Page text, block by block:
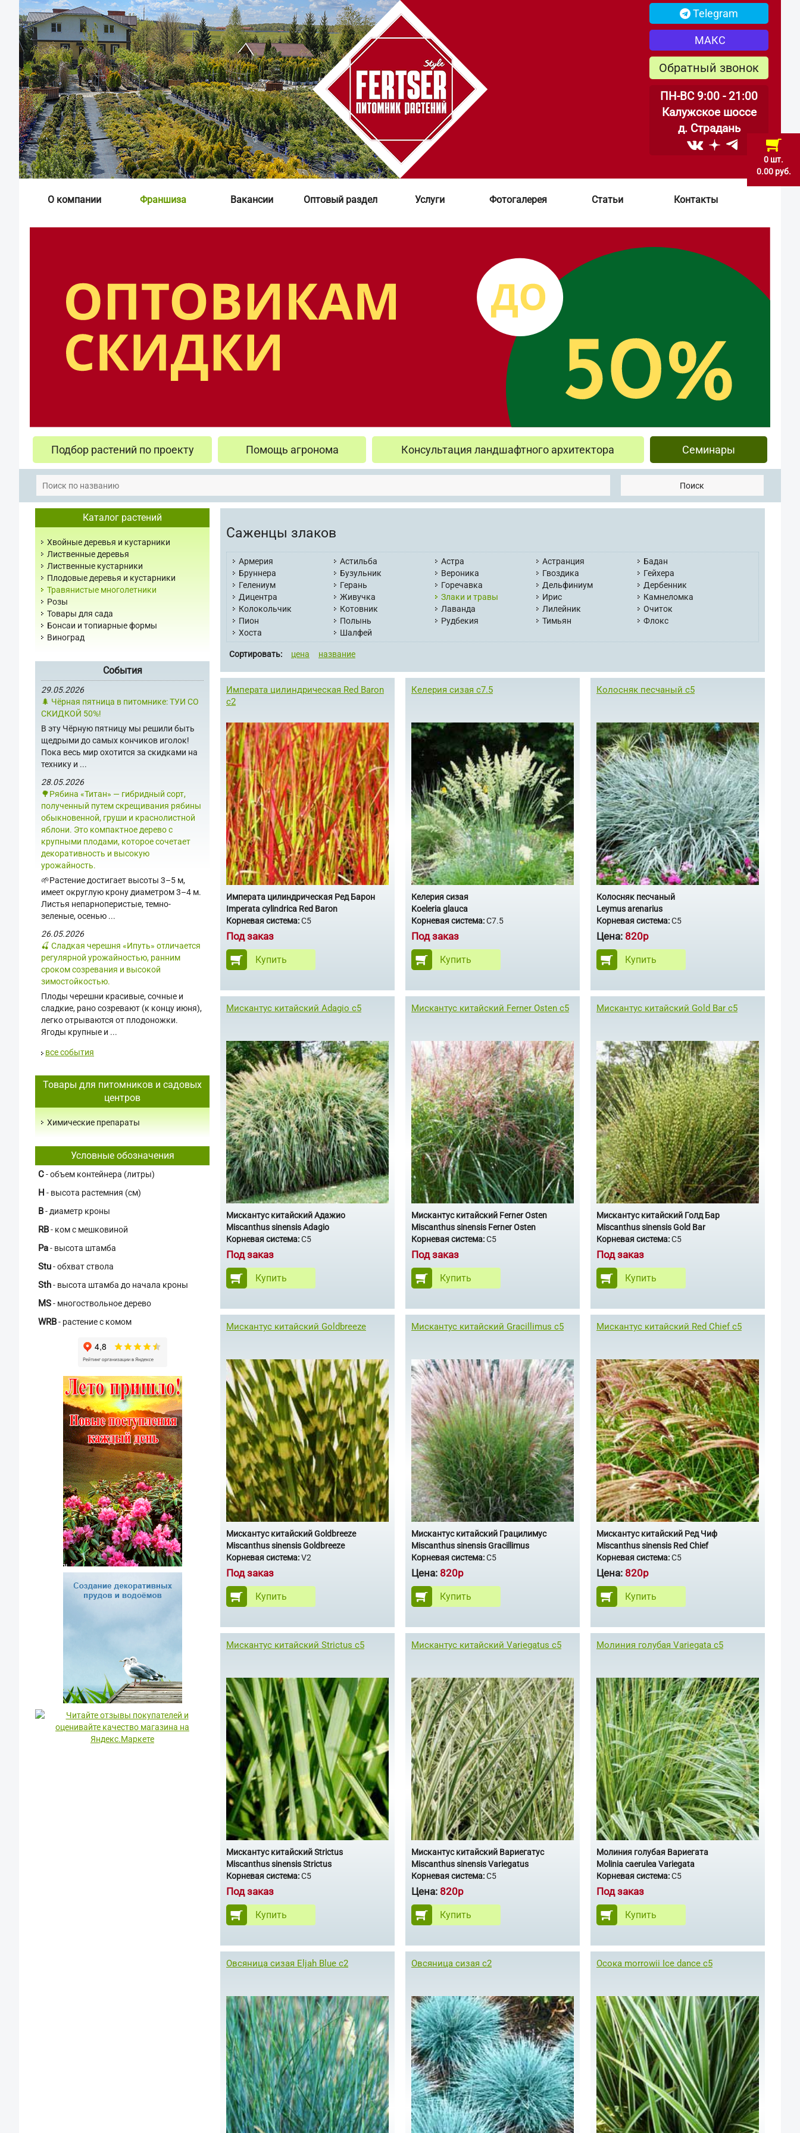
0 шт.
0.00 руб.
Telegram
МАКС
Обратный звонок
ПН-ВС 9:00 - 21:00
Калужское шоссе
д. Страдань
О компании Франшиза Вакансии Оптовый раздел Услуги Фотогалерея Статьи Контакты
Подбор растений по проекту Помощь агронома Консультация ландшафтного архитектора Семинары
Поиск
Каталог растений
Хвойные деревья и кустарники
Лиственные деревья
Лиственные кустарники
Плодовые деревья и кустарники
Травянистые многолетники
Розы
Товары для сада
Бонсаи и топиарные формы
Виноград
События
29.05.2026
🌲 Чёрная пятница в питомнике: ТУИ СО
СКИДКОЙ 50%!
В эту Чёрную пятницу мы решили быть
щедрыми до самых кончиков иголок!
Пока весь мир охотится за скидками на
технику и ...
28.05.2026
🌳Рябина «Титан» — гибридный сорт,
полученный путем скрещивания рябины
обыкновенной, груши и краснолистной
яблони. Это компактное дерево с
крупными плодами, которое сочетает
декоративность и высокую
урожайность.
🌱Растение достигает высоты 3–5 м,
имеет округлую крону диаметром 3–4 м.
Листья непарноперистые, темно-
зеленые, осенью ...
26.05.2026
🍒 Сладкая черешня «Ипуть» отличается
регулярной урожайностью, ранним
сроком созревания и высокой
зимостойкостью.
Плоды черешни красивые, сочные и
сладкие, рано созревают (к концу июня),
легко отрываются от плодоножки.
Ягоды крупные и ...
все события
Товары для питомников и садовых
центров
Химические препараты
Условные обозначения
C- объем контейнера (литры)
H - высота растемния (см)
В- диаметр кроны
RB- ком с мешковиной
Pa- высота штамба
Stu- обхват ствола
Sth- высота штамба до начала кроны
MS- многоствольное дерево
WRB- растение с комом
Саженцы злаков
Армерия Астильба Астра Астранция
Бадан
Бруннера
Бузульник Вероника Гвоздика
Гейхера
Гелениум
Герань Горечавка Дельфиниум
Дербенник
Дицентра
Живучка Злаки и травы Ирис
Камнеломка
Колокольчик
Котовник Лаванда Лилейник
Очиток
Пион
Полынь Рудбекия Тимьян
Флокс
Хоста
Шалфей
Сортировать: цена название
Императа цилиндрическая Red Baron
с2
Императа цилиндрическая Ред Барон
Imperata cylindrica Red Baron
Корневая система:C5
Под заказ
Купить
Келерия сизая с7.5
Келерия сизая
Koeleria glauca
Корневая система:С7.5
Под заказ
Купить
Колосняк песчаный с5
Колосняк песчаный
Leymus arenarius
Корневая система:C5
Цена: 820р
Купить
Мискантус китайский Adagio с5
Мискантус китайский Адажио
Miscanthus sinensis Adagio
Корневая система:С5
Под заказ
Купить
Мискантус китайский Ferner Osten с5
Мискантус китайский Ferner Osten
Miscanthus sinensis Ferner Osten
Корневая система:С5
Под заказ
Купить
Мискантус китайский Gold Bar с5
Мискантус китайский Голд Бар
Miscanthus sinensis Gold Bar
Корневая система:С5
Под заказ
Купить
Мискантус китайский Goldbreeze
Мискантус китайский Goldbreeze
Miscanthus sinensis Goldbreeze
Корневая система:V2
Под заказ
Купить
Мискантус китайский Gracillimus с5
Мискантус китайский Грацилимус
Miscanthus sinensis Gracillimus
Корневая система:С5
Цена: 820р
Купить
Мискантус китайский Red Chief с5
Мискантус китайский Ред Чиф
Miscanthus sinensis Red Chief
Корневая система:С5
Цена: 820р
Купить
Мискантус китайский Strictus с5
Мискантус китайский Strictus
Miscanthus sinensis Strictus
Корневая система:С5
Под заказ
Купить
Мискантус китайский Variegatus с5
Мискантус китайский Вариегатус
Miscanthus sinensis Variegatus
Корневая система:С5
Цена: 820р
Купить
Молиния голубая Variegata с5
Молиния голубая Вариегата
Molinia caerulea Variegata
Корневая система:С5
Под заказ
Купить
Овсяница сизая Eljah Blue с2 Овсяница сизая с2 Осока morrowii Ice dance с5